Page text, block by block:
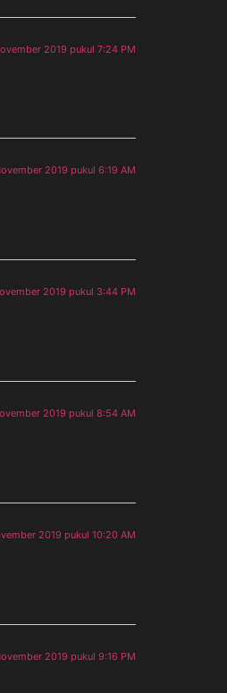
2019 pukul 7:24 PM
2019 pukul 6:19 AM
2019 pukul 3:44 PM
2019 pukul 8:54 AM
2019 pukul 10:20 AM
2019 pukul 9:16 PM